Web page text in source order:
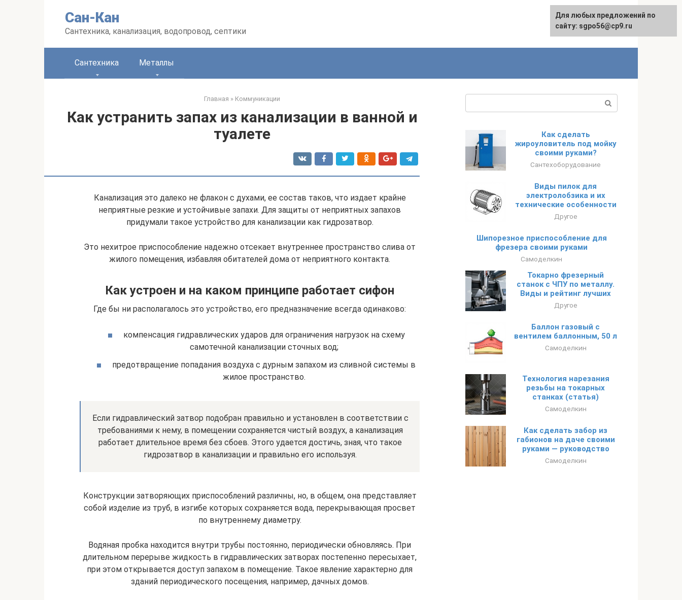
Сан-Кан
Сантехника, канализация, водопровод, септики
English
Сантехника Металлы
Главная » Коммуникации
Как устранить запах из канализации в ванной и
туалете
Канализация это далеко не флакон с духами, ее состав таков, что издает крайне
неприятные резкие и устойчивые запахи. Для защиты от неприятных запахов
придумали такое устройство для канализации как гидрозатвор.
Это нехитрое приспособление надежно отсекает внутреннее пространство слива от
жилого помещения, избавляя обитателей дома от неприятного контакта.
Как устроен и на каком принципе работает сифон
Где бы ни располагалось это устройство, его предназначение всегда одинаково:
компенсация гидравлических ударов для ограничения нагрузок на схему
самотечной канализации сточных вод;
предотвращение попадания воздуха с дурным запахом из сливной системы в
жилое пространство.
Если гидравлический затвор подобран правильно и установлен в соответствии с
требованиями к нему, в помещении сохраняется чистый воздух, а канализация
работает длительное время без сбоев. Этого удается достичь, зная, что такое
гидрозатвор в канализации и правильно его используя.
Конструкции затворяющих приспособлений различны, но, в общем, она представляет
собой изделие из труб, в изгибе которых сохраняется вода, перекрывающая просвет
по внутреннему диаметру.
Водяная пробка находится внутри трубы постоянно, периодически обновляясь. При
длительном перерыве жидкость в гидравлических затворах постепенно пересыхает,
при этом открывается доступ запахом в помещение. Такое явление характерно для
зданий периодического посещения, например, дачных домов.
Как сделать
жироуловитель под мойку
своими руками?
Сантехоборудование
Виды пилок для
электролобзика и их
технические особенности
Другое
Шипорезное приспособление для
фрезера своими руками
Самоделкин
Токарно фрезерный
станок с ЧПУ по металлу.
Виды и рейтинг лучших
Другое
Баллон газовый с
вентилем баллонным, 50 л
Самоделкин
Технология нарезания
резьбы на токарных
станках (статья)
Самоделкин
Как сделать забор из
габионов на даче своими
руками — руководство
Самоделкин
Для любых предложений по
сайту: sgpo56@cp9.ru